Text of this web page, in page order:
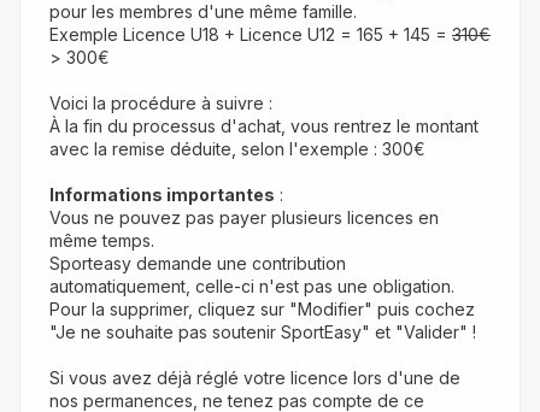
pour les membres d'une même famille.
Exemple Licence U18 + Licence U12 = 165 + 145 = 310€
> 300€
Voici la procédure à suivre :
À la fin du processus d'achat, vous rentrez le montant
avec la remise déduite, selon l'exemple : 300€
Informations importantes :
Vous ne pouvez pas payer plusieurs licences en
même temps.
Sporteasy demande une contribution
automatiquement, celle-ci n'est pas une obligation.
Pour la supprimer, cliquez sur "Modifier" puis cochez
"Je ne souhaite pas soutenir SportEasy" et "Valider" !
Si vous avez déjà réglé votre licence lors d'une de
nos permanences, ne tenez pas compte de ce